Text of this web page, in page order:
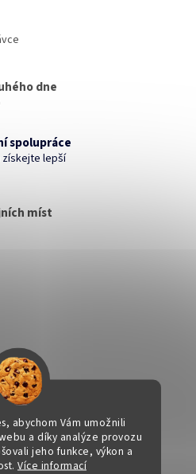
abychom Vám umožnili
a díky analýze provozu
jeho funkce, výkon a
Více informací
dne
spolupráce
lepší
míst